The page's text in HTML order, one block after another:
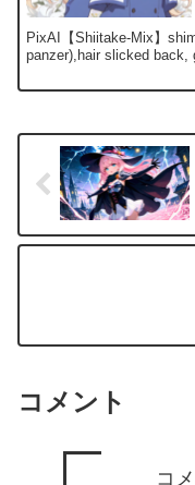
PixAI【Shiitake-Mix】
panzer),hair slicked back,
コメント
コ